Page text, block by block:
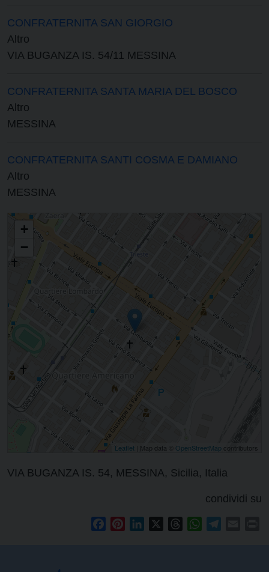
CONFRATERNITA SAN GIORGIO
Altro
VIA BUGANZA IS. 54/11 MESSINA
CONFRATERNITA SANTA MARIA DEL BOSCO
Altro
MESSINA
CONFRATERNITA SANTI COSMA E DAMIANO
Altro
MESSINA
PARROCCHIA DI SAN GIACOMO MAGGIORE
+
−
Leaflet | Map data © OpenStreetMap contributors
VIA BUGANZA IS. 54, MESSINA, Sicilia, Italia
condividi su
FacebookPinterestLinkedIn ThreadsWhatsApp